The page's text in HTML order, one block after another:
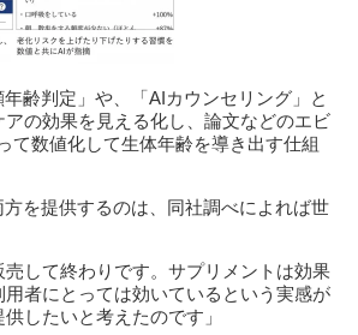
齢判定」や、「AIカウンセリング」と
の効果を見える化し、論文などのエビ
て数値化して生体年齢を導き出す仕組
を提供するのは、同社調べによれば世
して終わりです。サプリメントは効果
者にとっては効いているという実感が
したいと考えたのです」